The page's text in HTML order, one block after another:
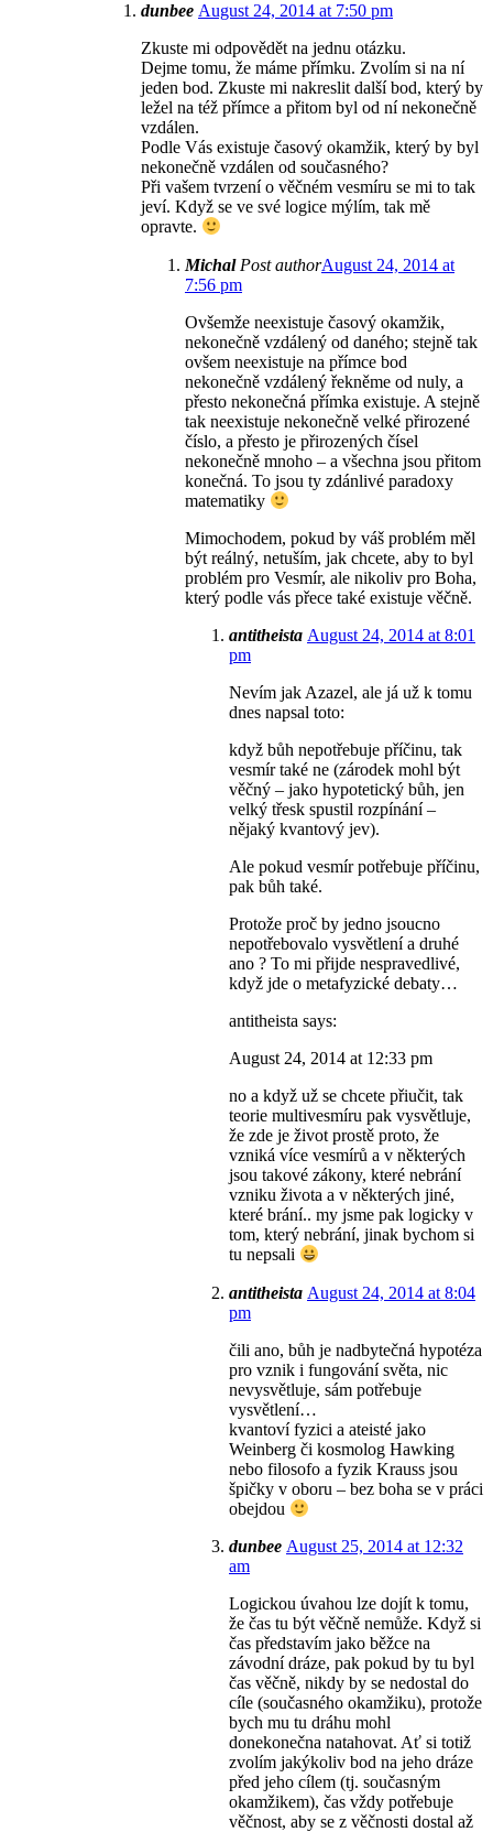
dunbee August 24, 2014 at 7:50 pm
Zkuste mi odpovědět na jednu otázku.
Dejme tomu, že máme přímku. Zvolím si na ní
jeden bod. Zkuste mi nakreslit další bod, který by
ležel na též přímce a přitom byl od ní nekonečně
vzdálen.
Podle Vás existuje časový okamžik, který by byl
nekonečně vzdálen od současného?
Při vašem tvrzení o věčném vesmíru se mi to tak
jeví. Když se ve své logice mýlím, tak mě
opravte.
Michal Post authorAugust 24, 2014 at
7:56 pm
Ovšemže neexistuje časový okamžik,
nekonečně vzdálený od daného; stejně tak
ovšem neexistuje na přímce bod
nekonečně vzdálený řekněme od nuly, a
přesto nekonečná přímka existuje. A stejně
tak neexistuje nekonečně velké přirozené
číslo, a přesto je přirozených čísel
nekonečně mnoho – a všechna jsou přitom
konečná. To jsou ty zdánlivé paradoxy
matematiky
Mimochodem, pokud by váš problém měl
být reálný, netuším, jak chcete, aby to byl
problém pro Vesmír, ale nikoliv pro Boha,
který podle vás přece také existuje věčně.
antitheista August 24, 2014 at 8:01
pm
Nevím jak Azazel, ale já už k tomu
dnes napsal toto:
když bůh nepotřebuje příčinu, tak
vesmír také ne (zárodek mohl být
věčný – jako hypotetický bůh, jen
velký třesk spustil rozpínání –
nějaký kvantový jev).
Ale pokud vesmír potřebuje příčinu,
pak bůh také.
Protože proč by jedno jsoucno
nepotřebovalo vysvětlení a druhé
ano ? To mi přijde nespravedlivé,
když jde o metafyzické debaty…
antitheista says:
August 24, 2014 at 12:33 pm
no a když už se chcete přiučit, tak
teorie multivesmíru pak vysvětluje,
že zde je život prostě proto, že
vzniká více vesmírů a v některých
jsou takové zákony, které nebrání
vzniku života a v některých jiné,
které brání.. my jsme pak logicky v
tom, který nebrání, jinak bychom si
tu nepsali
antitheista August 24, 2014 at 8:04
pm
čili ano, bůh je nadbytečná hypotéza
pro vznik i fungování světa, nic
nevysvětluje, sám potřebuje
vysvětlení…
kvantoví fyzici a ateisté jako
Weinberg či kosmolog Hawking
nebo filosofo a fyzik Krauss jsou
špičky v oboru – bez boha se v práci
obejdou
dunbee August 25, 2014 at 12:32
am
Logickou úvahou lze dojít k tomu,
že čas tu být věčně nemůže. Když si
čas představím jako běžce na
závodní dráze, pak pokud by tu byl
čas věčně, nikdy by se nedostal do
cíle (současného okamžiku), protože
bych mu tu dráhu mohl
donekonečna natahovat. Ať si totiž
zvolím jakýkoliv bod na jeho dráze
před jeho cílem (tj. současným
okamžikem), čas vždy potřebuje
věčnost, aby se z věčnosti dostal až